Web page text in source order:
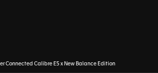
Connected Calibre E5 x New Balance Edition